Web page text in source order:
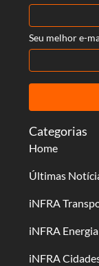
Categorias
Home
Últimas
iNFRA
iNFRA Energia
iNFRA
Seu melhor e-